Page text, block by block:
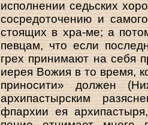
исполнении седьских
сосредоточению и
стоящих в хра-ме; а
певцам, что если
грех принимают на себя
иерея Вожия в то время,
приносити» должен
архипастырским
фпархии ея